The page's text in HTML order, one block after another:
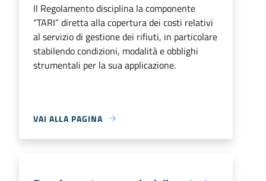
Il Regolamento disciplina la componente
“TARI” diretta alla copertura dei costi relativi
al servizio di gestione dei rifiuti, in particolare
stabilendo condizioni, modalità e obblighi
strumentali per la sua applicazione.
VAI ALLA PAGINA